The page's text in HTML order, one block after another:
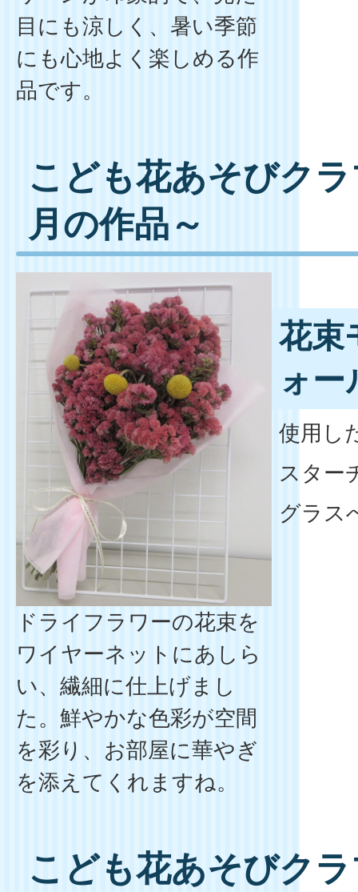
目にも涼しく、暑い季節
にも心地よく楽しめる作
品です。
こども花あそびク
月の作品～
ドライフラワーの花束を
ワイヤーネットにあしら
い、繊細に仕上げまし
た。鮮やかな色彩が空間
を彩り、お部屋に華やぎ
を添えてくれますね。
花束
ォー
使用し
スター
グラス
こども花あそびク